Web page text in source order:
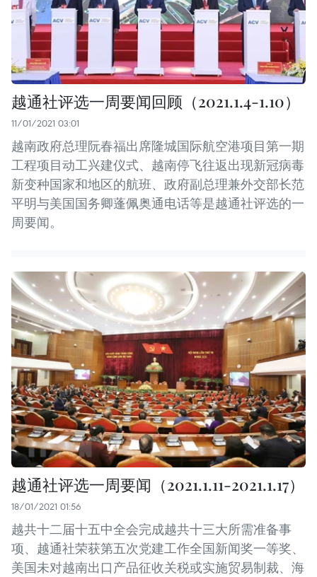
越通社评选一周要闻回顾（2021.1.4-1.10）
11/01/2021 03:01
越南政府总理阮春福出席隆城国际航空港项目第一期
工程项目动工兴建仪式、越南停飞往返出现新冠病毒
新变种国家和地区的航班、政府副总理兼外交部长范
平明与美国国务卿蓬佩奥通电话等是越通社评选的一
周要闻。
越通社评选一周要闻（2021.1.11-2021.1.17）
18/01/2021 01:56
越共十二届十五中全会完成越共十三大所需准备事
项、越通社荣获第五次党建工作全国新闻奖一等奖、
美国未对越南出口产品征收关税或实施贸易制裁、海